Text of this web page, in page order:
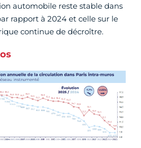
automobile reste stable dans
rapport à 2024 et celle sur le
continue de décroître.